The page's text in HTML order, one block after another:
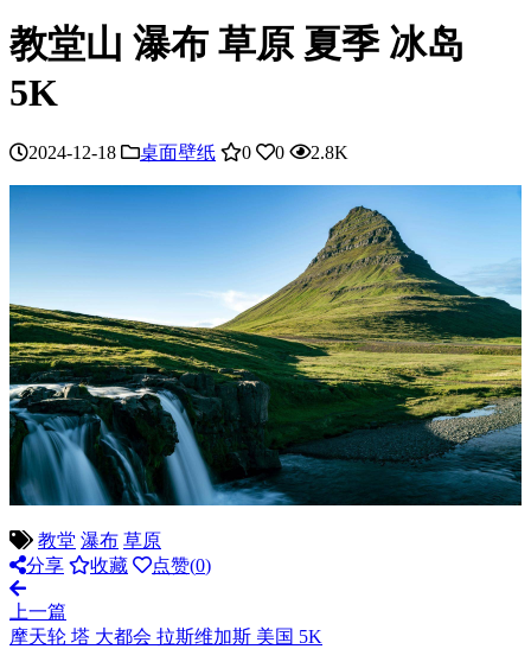
教堂山 瀑布 草原 夏季 冰岛
5K
2024-12-18 桌面壁纸 0 0 2.8K
教堂 瀑布 草原
分享
收藏 点赞(0)
上一篇
摩天轮 塔 大都会 拉斯维加斯 美国 5K